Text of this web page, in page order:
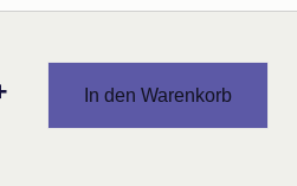
In den Warenkorb